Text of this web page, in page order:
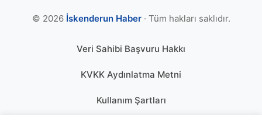
© 2026 İskenderun Haber· Tüm hakları saklıdır.
Veri Sahibi Başvuru Hakkı
KVKK Aydınlatma Metni
Kullanım Şartları